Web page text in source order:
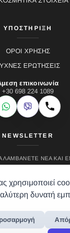
ΥΠΟΣΤΗΡΙΞΗ
ΟΡΟΙ ΧΡΗΣΗΣ
ΕΡΩΤΗΣΕΙΣ
επικοινωνία
+30 698 224 1089
WhatsApp
Viber Κλήση
NEWSLETTER
ΛΑΜΒΆΝΕΤΕ ΝΈΑ ΚΑΙ
χρησιμοποιεί
δυνατή